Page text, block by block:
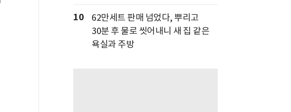
10
62만세트 판매 넘었다, 뿌리고
30분 후 물로 씻어내니 새 집 같은
욕실과 주방